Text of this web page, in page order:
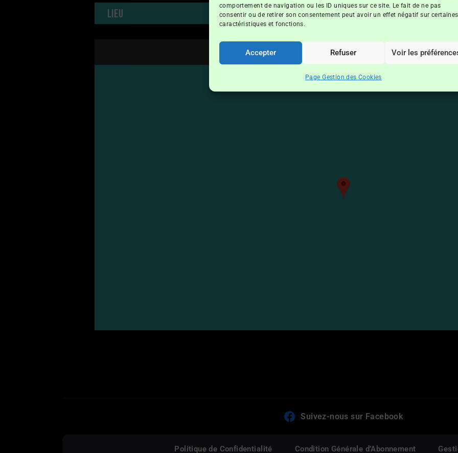
comportement de navigation ou les ID uniques sur ce site. Le fait de ne pas
consentir ou de retirer son consentement peut avoir un effet négatif sur certaines
caractéristiques et fonctions.
Accepter Refuser Voir les
Page Gestion des Cookies
Lieu
AnseVata
Suivez-nous sur Facebook
Politique de Confidentialité Condition Générale d’Abonnement